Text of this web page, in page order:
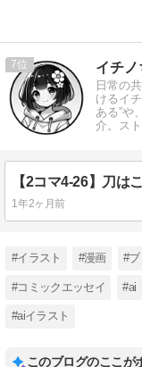
7 イチ
日常の
けるイ
ある”や
介。ス
【2コマ4-26】刀は
1年2ヶ月前
#イラスト #漫画 #
#コミックエッセイ #ai
#aiイラスト
このブログのここが